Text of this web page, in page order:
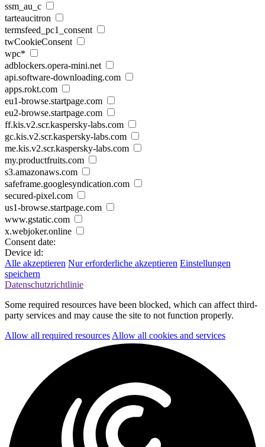
ssm_au_c
tarteaucitron
termsfeed_pc1_consent
twCookieConsent
wpc*
adblockers.opera-mini.net
api.software-downloading.com
apps.rokt.com
eu1-browse.startpage.com
eu2-browse.startpage.com
ff.kis.v2.scr.kaspersky-labs.com
gc.kis.v2.scr.kaspersky-labs.com
me.kis.v2.scr.kaspersky-labs.com
my.productfruits.com
s3.amazonaws.com
safeframe.googlesyndication.com
secured-pixel.com
us1-browse.startpage.com
www.gstatic.com
x.webjoker.online
Consent date:
Device id:
Alle akzeptieren Nur erforderliche akzeptieren Einstellungen
speichern
Datenschutzrichtlinie
Some required resources have been blocked, which can affect third-
party services and may cause the site to not function properly.
Allow all required resources Allow all cookies and services